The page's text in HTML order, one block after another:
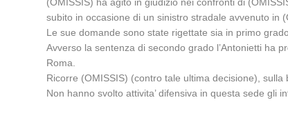
subito in occasione di un sinistro stradale avvenuto in
Le sue domande sono state rigettate sia in primo
Avverso la sentenza di secondo grado l’Antonietti ha
Roma.
Ricorre (OMISSIS) (contro tale ultima decisione), sulla
Non hanno svolto attivita’ difensiva in questa sede gli